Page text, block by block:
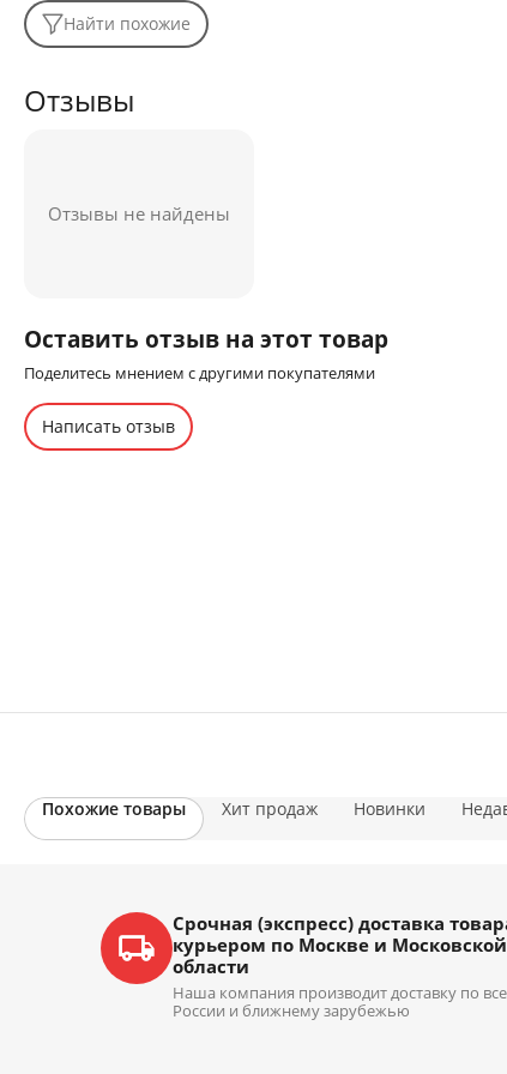
Найти похожие
Отзывы
Отзывы не найдены
Оставить отзыв на этот товар
Поделитесь мнением с другими покупателями
Написать отзыв
Похожие товары Хит продаж Новинки
Срочная (экспресс) доставка
курьером по Москве и Московской
области
Наша компания производит доставку по
России и ближнему зарубежью